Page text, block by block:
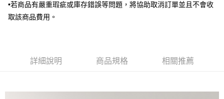
AFTEE先享後付
相關說明
１．簡單：不需註冊會員、不需綁卡、不需儲值。
２．便利：只要手機號碼，簡訊認證，即可結帳。
【「AFTEE先享後付」結帳流程】
運送方式
每筆NT$120，滿NT$3,000(含以上)免運費
•若商品有嚴重瑕疵或庫存錯誤等問題，將協助取消訂單並且不會收
取該商品費用。
詳細說明 商品規格 相關推薦